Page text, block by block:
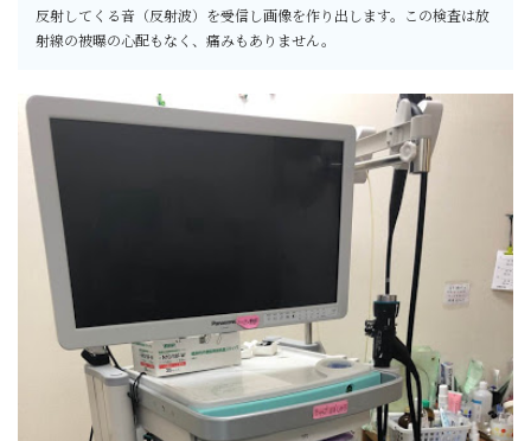
反射してくる音（反射波）を受信し画像を作り出します。この検査は放
射線の被曝の心配もなく、痛みもありません。